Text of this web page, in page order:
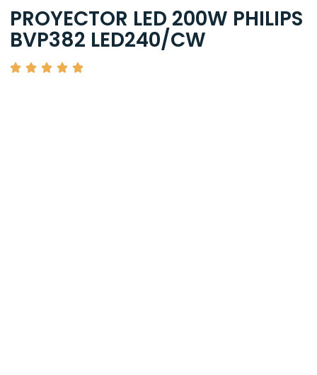
PROYECTOR LED 200W PHILIPS
BVP382 LED240/CW